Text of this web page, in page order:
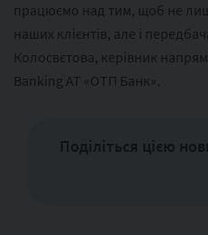
працюємо над тим, щоб не
наших клієнтів, але і
Колосвєтова, керівник
Banking АТ «ОТП Банк».
Поділіться цією